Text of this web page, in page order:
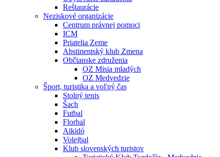
Reštaurácie
Neziskové organizácie
Centrum právnej pomoci
ICM
Priatelia Zeme
Abstinentský klub Zmena
Občianske združenia
OZ Misia mladých
OZ Medvedzie
Šport, turistika a voľný čas
Stolný tenis
Šach
Futbal
Florbal
Aikidó
Volejbal
Klub slovenských turistov